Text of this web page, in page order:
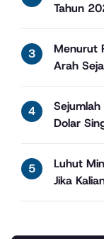
Tahun
Menurut
Arah
Dolar
Luhut
Jika